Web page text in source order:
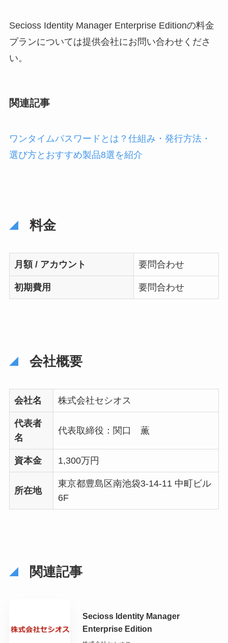
Secioss Identity Manager Enterprise Editionの料金
プランについては提供会社にお問い合わせくださ
い。
関連記事
ワンタイムパスワードとは？仕組み・発行方法・
選び方とおすすめ製品8選を紹介
料金
月額 / アカウント 要問合わせ
初期費用 要問合わせ
会社概要
会社名 株式会社セシオス
代表者
名
代表取締役：関口 薫
資本金 1,300万円
所在地
東京都豊島区南池袋3-14-11 中町ビル
6F
関連記事
Secioss Identity Manager
Enterprise Edition